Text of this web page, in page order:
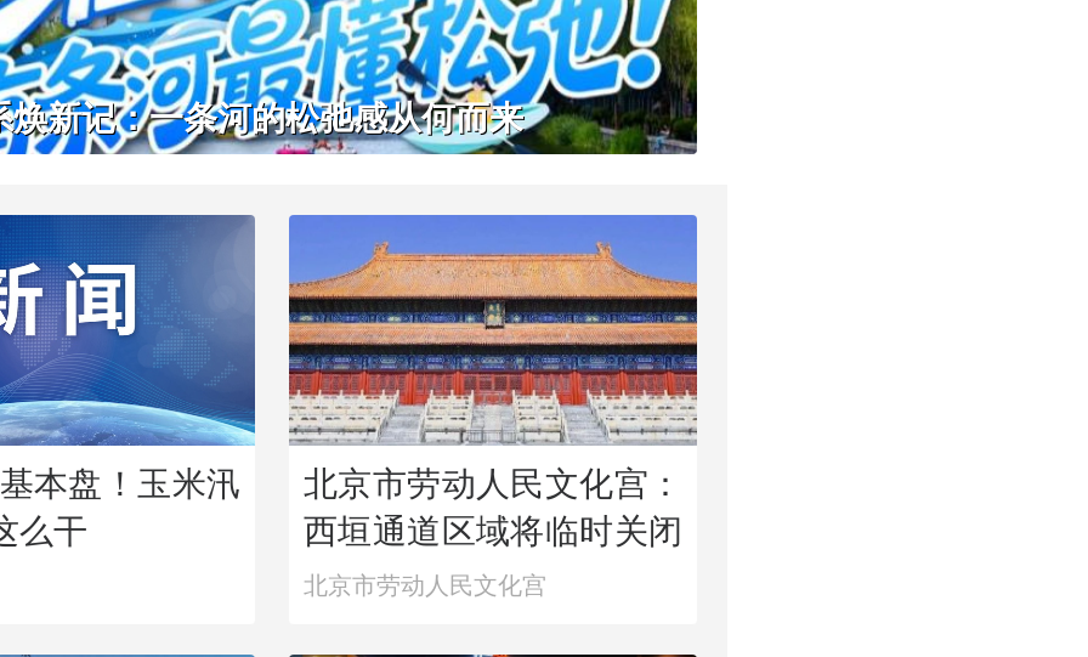
焕新记：一条河的松弛感从何而来
本盘！玉米汛
么干
北京市劳动人民文化宫：
西垣通道区域将临时关闭
北京市劳动人民文化宫